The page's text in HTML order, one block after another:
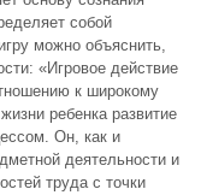
собой
можно объяснить,
«Игровое действие
к широкому
ребенка развитие
Он, как и
деятельности и
труда с точки